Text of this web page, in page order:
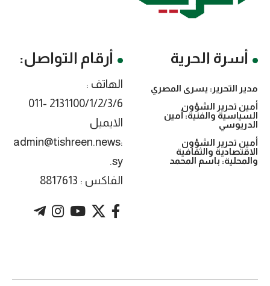
أسرة الحرية
مدير التحرير: يسرى المصري
أمين تحرير الشؤون
السياسية والفنية: أمين
الدريوسي
أمين تحرير الشؤون
الاقتصادية والثقافية
والمحلية: باسم المحمد
أرقام التواصل:
الهاتف :
2131100/1/2/3/6 -011
الايميل
:admin@tishreen.news
.sy
الفاكس : 8817613